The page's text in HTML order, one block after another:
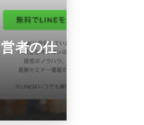
者の仕